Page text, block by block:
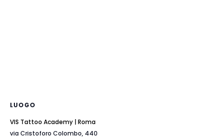
LUOGO
VIS Tattoo Academy | Roma
via Cristoforo Colombo, 440